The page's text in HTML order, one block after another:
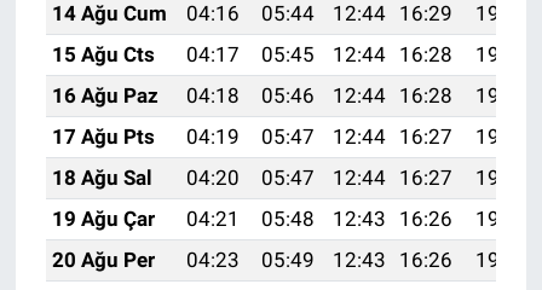
14 Ağu Cum
04:16 05:44 12:44 16:29
19:35
15 Ağu Cts
04:17 05:45 12:44 16:28
19:33
16 Ağu Paz
04:18 05:46 12:44 16:28
19:32
17 Ağu Pts
04:19 05:47 12:44 16:27
19:31
18 Ağu Sal
04:20 05:47 12:44 16:27
19:30
19 Ağu Çar
04:21 05:48 12:43 16:26
19:28
20 Ağu Per
04:23 05:49 12:43 16:26
19:27